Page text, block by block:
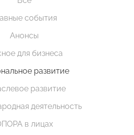
события
Анонсы
для бизнеса
развитие
развитие
деятельность
в лицах